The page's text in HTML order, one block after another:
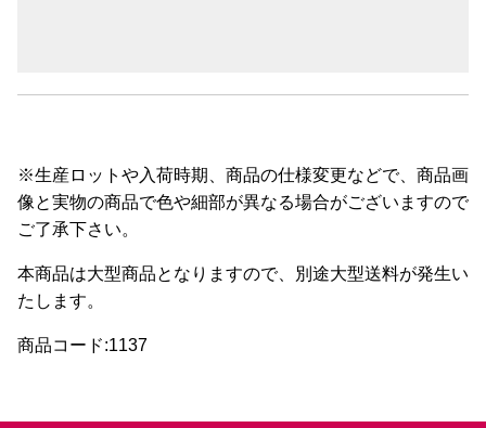
※生産ロットや入荷時期、商品の仕様変更などで、商品画
像と実物の商品で色や細部が異なる場合がございますので
ご了承下さい。
本商品は大型商品となりますので、別途大型送料が発生い
たします。
商品コード:1137